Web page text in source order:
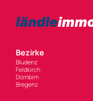
Bezirke
Bludenz
Feldkirch
Dornbirn
Bregenz